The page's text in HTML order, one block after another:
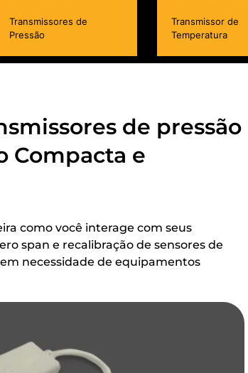
Transmissores de
Pressão
Transmissor de
Temperatura
de pressão
Compacta e
como você interage com seus
span e recalibração de sensores de
necessidade de equipamentos